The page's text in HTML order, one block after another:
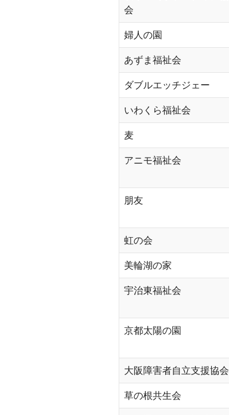
会
婦人の園
あずま福祉会
ダブルエッチジェー
いわくら福祉会
麦
アニモ福祉会
朋友
虹の会
美輪湖の家
宇治東福祉会
京都太陽の園
大阪障害者自立支援協会
草の根共生会